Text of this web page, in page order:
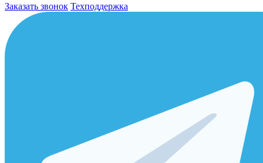
Заказать звонок Техподдержка